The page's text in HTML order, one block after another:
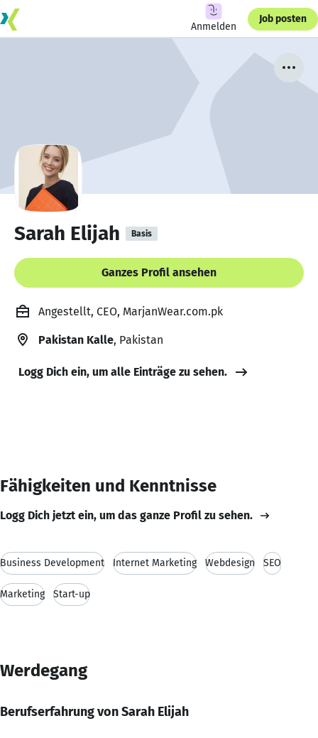
Anmelden
Job posten
Sarah Elijah Basis
Ganzes Profil ansehen
Angestellt, CEO, MarjanWear.com.pk
Pakistan Kalle, Pakistan
Logg Dich ein, um alle Einträge zu sehen.
Fähigkeiten und Kenntnisse
Logg Dich jetzt ein, um das ganze Profil zu sehen.
Business Development Internet Marketing Webdesign SEO
Marketing Start-up
Werdegang
Berufserfahrung von Sarah Elijah